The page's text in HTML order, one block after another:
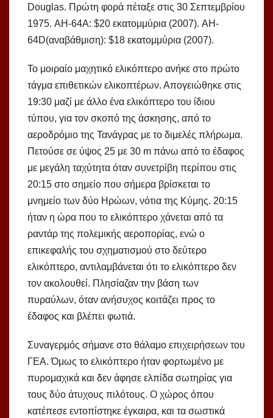
Douglas. Πρώτη φορά πέταξε στις 30 Σεπτεμβρίου
1975. AH-64A: $20 εκατομμύρια (2007). AH-
64D(αναβάθμιση): $18 εκατομμύρια (2007).
Το μοιραίο μαχητικό ελικόπτερο ανήκε στο πρώτο
τάγμα επιθετικών ελικοπτέρων. Απογειώθηκε στις
19:30 μαζί με άλλο ένα ελικόπτερο του ίδιου
τύπου, για τον σκοπό της άσκησης, από το
αεροδρόμιο της Τανάγρας με το διμελές πλήρωμα.
Πετούσε σε ύψος 25 με 30 m πάνω από το έδαφος
με μεγάλη ταχύτητα όταν συνετρίβη περίπου στις
20:15 στο σημείο που σήμερα βρίσκεται το
μνημείο των δύο Ηρώων, νότια της Κύμης. 20:15
ήταν η ώρα που το ελικόπτερο χάνεται από τα
ραντάρ της πολεμικής αεροπορίας, ενώ ο
επικεφαλής του σχηματισμού στο δεύτερο
ελικόπτερο, αντιλαμβάνεται ότι το ελικόπτερο δεν
τον ακολουθεί. Πλησίαζαν την βάση των
πυραύλων, όταν ανήσυχος κοιτάζει προς το
έδαφος και βλέπει φωτιά.
Συναγερμός σήμανε στο θάλαμο επιχειρήσεων του
ΓΕΑ. Όμως το ελικόπτερο ήταν φορτωμένο με
πυρομαχικά και δεν άφησε ελπίδα σωτηρίας για
τους δύο άτυχους πιλότους. Ο χώρος όπου
κατέπεσε εντοπίστηκε έγκαιρα, και τα σωστικά